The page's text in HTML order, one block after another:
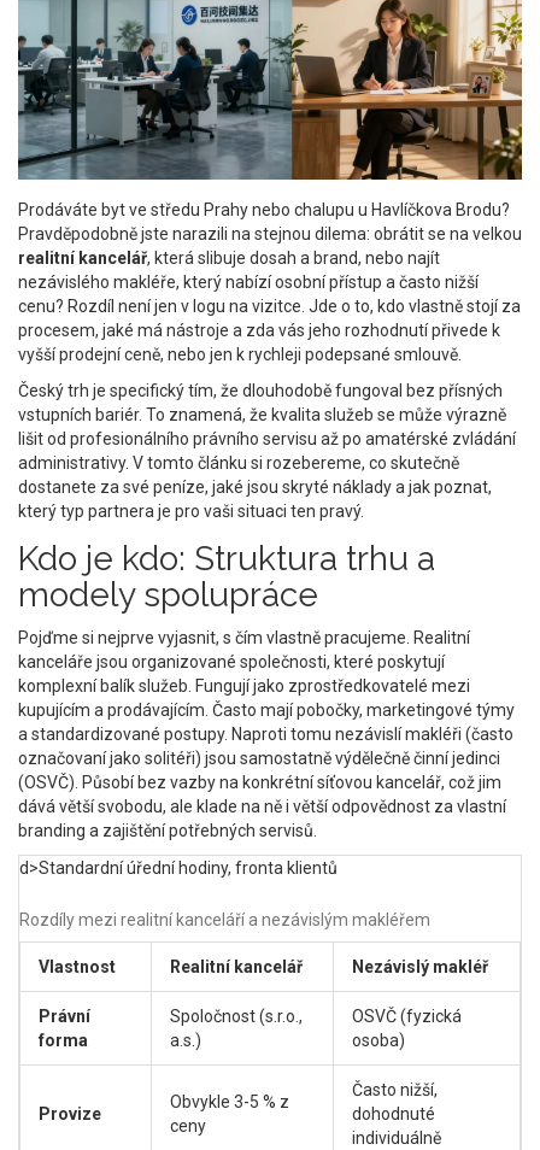
Prodáváte byt ve středu Prahy nebo chalupu u Havlíčkova Brodu?
Pravděpodobně jste narazili na stejnou dilema: obrátit se na velkou
realitní kancelář, která slibuje dosah a brand, nebo najít
nezávislého makléře, který nabízí osobní přístup a často nižší
cenu? Rozdíl není jen v logu na vizitce. Jde o to, kdo vlastně stojí za
procesem, jaké má nástroje a zda vás jeho rozhodnutí přivede k
vyšší prodejní ceně, nebo jen k rychleji podepsané smlouvě.
Český trh je specifický tím, že dlouhodobě fungoval bez přísných
vstupních bariér. To znamená, že kvalita služeb se může výrazně
lišit od profesionálního právního servisu až po amatérské zvládání
administrativy. V tomto článku si rozebereme, co skutečně
dostanete za své peníze, jaké jsou skryté náklady a jak poznat,
který typ partnera je pro vaši situaci ten pravý.
Kdo je kdo: Struktura trhu a
modely spolupráce
Pojďme si nejprve vyjasnit, s čím vlastně pracujeme. Realitní
kanceláře jsou organizované společnosti, které poskytují
komplexní balík služeb. Fungují jako zprostředkovatelé mezi
kupujícím a prodávajícím. Často mají pobočky, marketingové týmy
a standardizované postupy. Naproti tomu nezávislí makléři (často
označovaní jako solitéři) jsou samostatně výdělečně činní jedinci
(OSVČ). Působí bez vazby na konkrétní síťovou kancelář, což jim
dává větší svobodu, ale klade na ně i větší odpovědnost za vlastní
branding a zajištění potřebných servisů.
d>Standardní úřední hodiny, fronta klientů
Rozdíly mezi realitní kanceláří a nezávislým makléřem
Vlastnost Realitní kancelář Nezávislý makléř
Právní
forma
Spoločnost (s.r.o.,
a.s.)
OSVČ (fyzická
osoba)
Provize
Obvykle 3-5 % z
ceny
Často nižší,
dohodnuté
individuálně